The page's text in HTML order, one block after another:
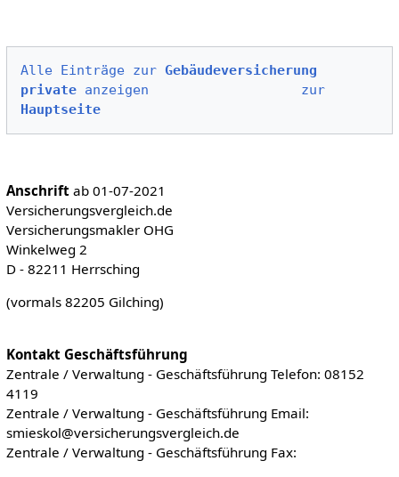
Alle Einträge zur Gebäudeversicherung
private anzeigen
Hauptseite
Anschriftab 01-07-2021
Versicherungsvergleich.de
Versicherungsmakler OHG
Winkelweg 2
D - 82211 Herrsching
(vormals 82205 Gilching)
Kontakt Geschäftsführung
Zentrale / Verwaltung - Geschäftsführung Telefon: 08152
4119
Zentrale / Verwaltung - Geschäftsführung Email:
smieskol@versicherungsvergleich.de
Zentrale / Verwaltung - Geschäftsführung Fax: